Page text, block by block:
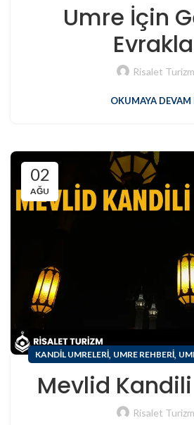
Umre İçin
Risalet Turizm
OKUMAYA DEVAM
02
AĞU
KANDIL UMRELERI, UMRE REHBERI,
Mevlid
Risalet Turizm